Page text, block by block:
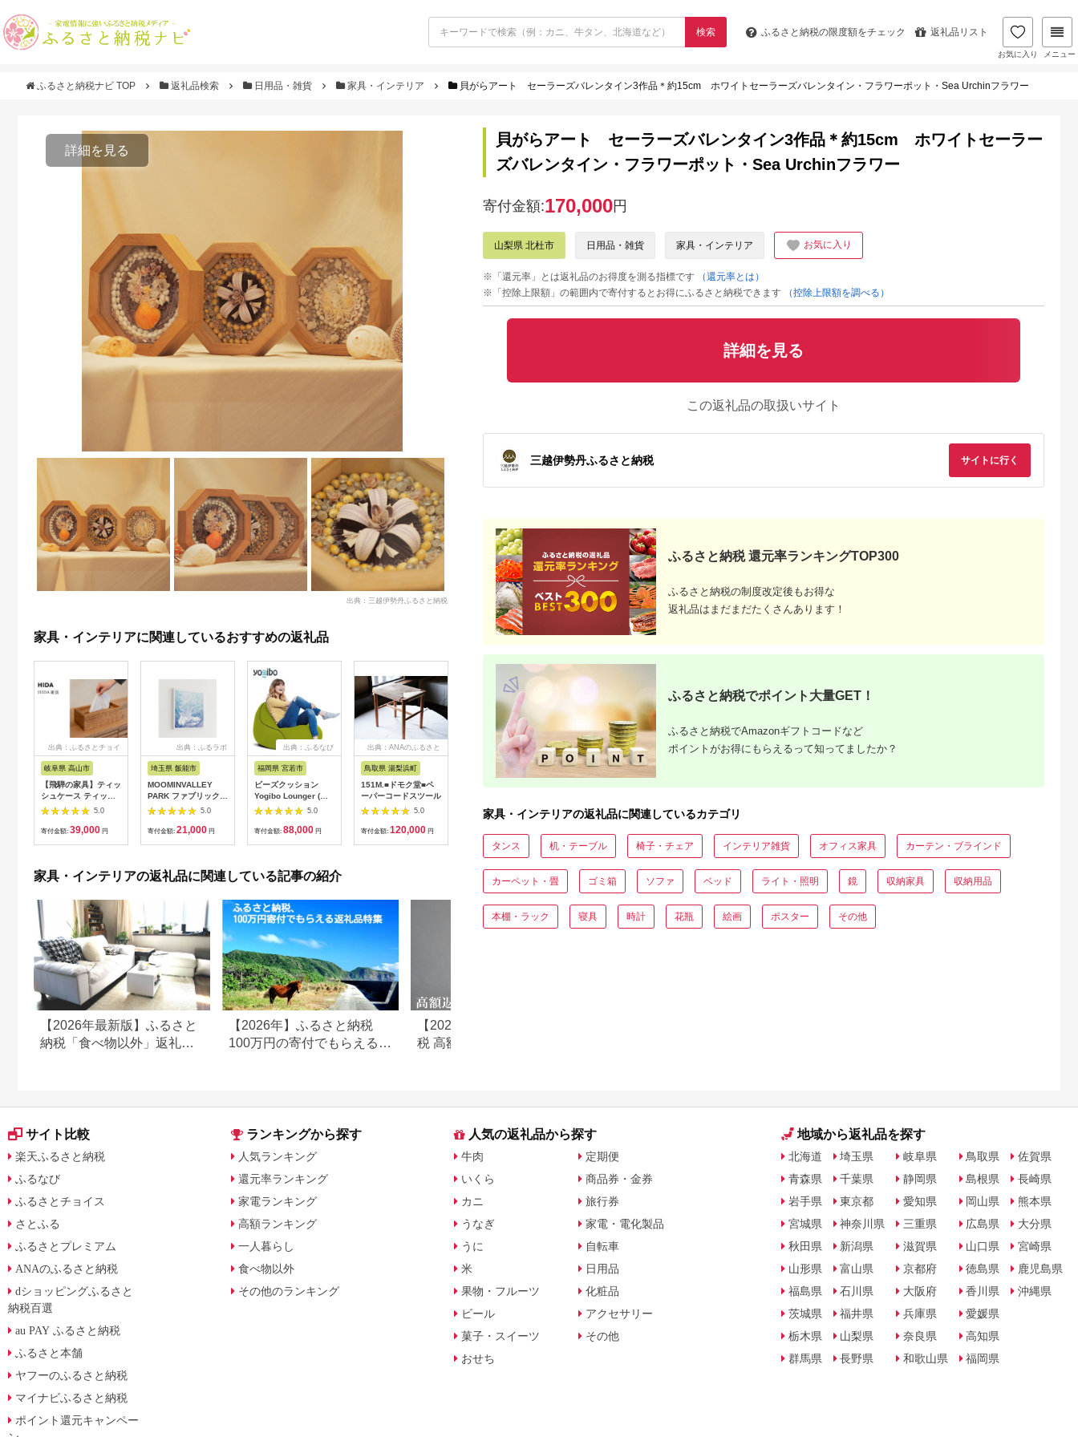
検索 ふるさと納税の限度額をチェック 返礼品リスト
お気に入り メニュー
ふるさと納税ナビ TOP 返礼品検索 日用品・雑貨 家具・インテリア 貝がらアート セーラーズバレンタイン3作品＊約15cm ホワイトセーラーズバレンタイン・フラワーポット・Sea Urchinフラワー
詳細を見る
出典：三越伊勢丹ふるさと納税
家具・インテリアに関連しているおすすめの返礼品
出典：ふるさとチョイ
岐阜県 高山市
【飛騨の家具】ティッ
シュケース ティッシ
ュ（杉）AC971| 木製
木 木目 天然木 ウッド
杉 スギ シンプル ティ
5.0
寄付金額: 39,000 円
出典：ふるラボ
埼玉県 飯能市
MOOMINVALLEY
PARK ファブリックパ
ネルSサイズ（夜の
森）[52211013]
5.0
寄付金額: 21,000 円
出典：ふるなび
福岡県 宮若市
ビーズクッション
Yogibo Lounger (ヨ
ギボー ラウンジャー)
ライムグリーン
[M352-1GR]
5.0
寄付金額: 88,000 円
出典：ANAのふるさと
鳥取県 湯梨浜町
151M.■ドモク堂■ペ
ーパーコードスツール
5.0
寄付金額: 120,000 円
出典：ふるさとプレミ
アム
【DOUBLE=DOUBLE
FURNITURE（ダブル
ー）】 [APE010]
5.0
出典：ふるさとチョイ
ス
岐阜県 安八町
スタンド ソフトボー
ル
5.0
出典：ふるさとチョイ
出典：ふるさとチョイ
チェア 背もたれ オー
ク 曲げ木 無垢材 飛騨
おしゃれ 人気 おすす
め 新生活 一人暮らし
家具・インテリアの返礼品に関連している記事の紹介
【2026年最新版】ふるさと
納税「食べ物以外」返礼品
【2026年】ふるさと納税
100万円の寄付でもらえるお
【2026年最新】ふるさと納
税 高額返礼品ランキング｜
貝がらアート セーラーズバレンタイン3作品＊約15cm ホワイトセーラー
ズバレンタイン・フラワーポット・Sea Urchinフラワー
寄付金額:170,000円
山梨県 北杜市 日用品・雑貨 家具・インテリア お気に入り
※「還元率」とは返礼品のお得度を測る指標です
（還元率とは）
※「控除上限額」の範囲内で寄付するとお得にふるさと納税できます
（控除上限額を調べる）
詳細を見る
この返礼品の取扱いサイト
三越伊勢丹ふるさと納税 サイトに行く
ふるさと納税 還元率ランキングTOP300
ふるさと納税の制度改定後もお得な
返礼品はまだまだたくさんあります！
ふるさと納税でポイント大量GET！
ふるさと納税でAmazonギフトコードなど
ポイントがお得にもらえるって知ってましたか？
家具・インテリアの返礼品に関連しているカテゴリ
タンス 机・テーブル 椅子・チェア インテリア雑貨 オフィス家具 カーテン・ブラインド
カーペット・畳 ゴミ箱 ソファ ベッド ライト・照明 鏡 収納家具 収納用品
本棚・ラック 寝具 時計 花瓶 絵画 ポスター その他
サイト比較
楽天ふるさと納税
ふるなび
ふるさとチョイス
さとふる
ふるさとプレミアム
ANAのふるさと納税
dショッピングふるさと
納税百選
au PAY ふるさと納税
ふるさと本舗
ヤフーのふるさと納税
マイナビふるさと納税
ポイント還元キャンペー
ランキングから探す
人気ランキング
還元率ランキング
家電ランキング
高額ランキング
一人暮らし
食べ物以外
その他のランキング
人気の返礼品から探す
牛肉
いくら
カニ
うなぎ
うに
米
果物・フルーツ
ビール
菓子・スイーツ
おせち
定期便
商品券・金券
旅行券
家電・電化製品
自転車
日用品
化粧品
アクセサリー
その他
地域から返礼品を探す
北海道
青森県
岩手県
宮城県
秋田県
山形県
福島県
茨城県
栃木県
群馬県
埼玉県
千葉県
東京都
神奈川県
新潟県
富山県
石川県
福井県
山梨県
長野県
岐阜県
静岡県
愛知県
三重県
滋賀県
京都府
大阪府
兵庫県
奈良県
和歌山県
鳥取県
島根県
岡山県
広島県
山口県
徳島県
香川県
愛媛県
高知県
福岡県
佐賀県
長崎県
熊本県
大分県
宮崎県
鹿児島県
沖縄県